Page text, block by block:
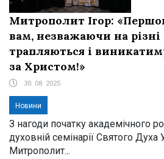
Митрополит Ігор:
вам, незважаючи на
трапляються і
за Христом!»
30. 08. 2025
Новини
З нагоди початку академічного
духовній семінарії Святого
Митрополит...